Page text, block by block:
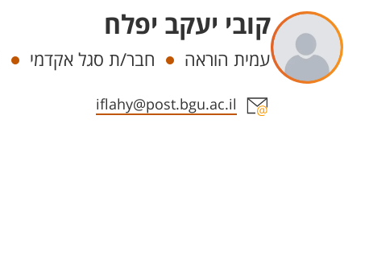
קובי יעקב יפלח
Departments
עמית הוראה חבר/ת סגל אקדמי
Staff member contact section
iflahy@post.bgu.ac.il